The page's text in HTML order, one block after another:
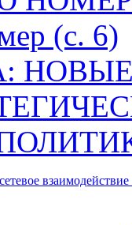
(с. 6)
НОВЫЕ